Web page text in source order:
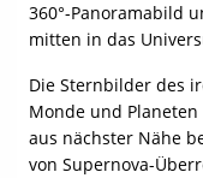
360°-Panoramabild
mitten in das
Die Sternbilder des
Monde und
aus nächster Nähe
von Supernova-